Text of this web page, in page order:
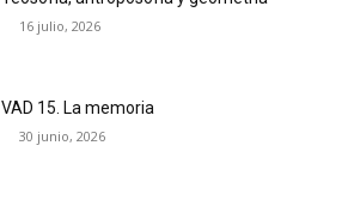
16 julio, 2026
VAD 15. La memoria
30 junio, 2026